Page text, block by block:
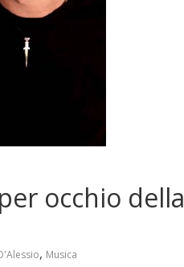
occhio della
, Musica